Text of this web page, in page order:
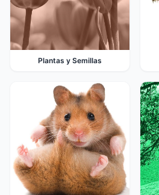
Plantas y Semillas